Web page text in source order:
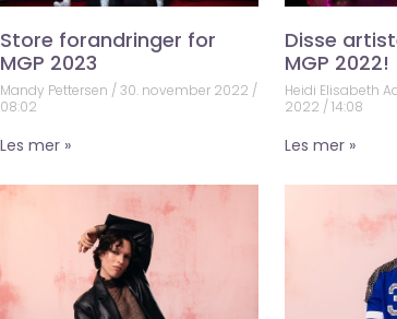
Store forandringer for
MGP 2023
Mandy Pettersen
30. november 2022
08:02
Les mer »
Disse
MGP 2022!
Heidi Elisabeth
2022 14:08
Les mer »